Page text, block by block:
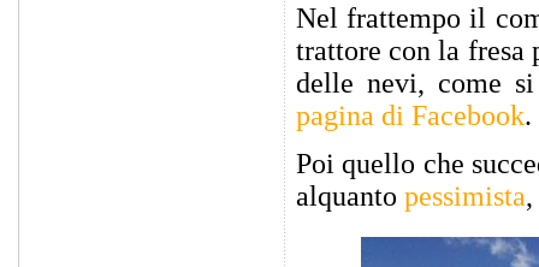
Nel frattempo il
trattore con la fresa
delle nevi, come
pagina di Facebook.
Poi quello che
alquanto pessimista